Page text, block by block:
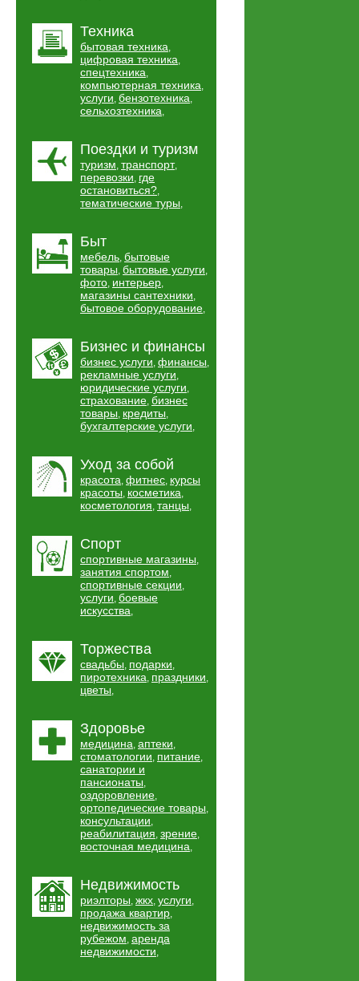
Техника
бытовая техника,
цифровая техника,
спецтехника,
компьютерная техника,
услуги, бензотехника,
сельхозтехника,
Поездки и туризм
туризм, транспорт,
перевозки, где
остановиться?,
тематические туры,
Быт
мебель, бытовые
товары, бытовые услуги,
фото, интерьер,
магазины сантехники,
бытовое оборудование,
Бизнес и финансы
бизнес услуги, финансы,
рекламные услуги,
юридические услуги,
страхование, бизнес
товары, кредиты,
бухгалтерские услуги,
Уход за собой
красота, фитнес, курсы
красоты, косметика,
косметология, танцы,
Спорт
спортивные магазины,
занятия спортом,
спортивные секции,
услуги, боевые
искусства,
Торжества
свадьбы, подарки,
пиротехника, праздники,
цветы,
Здоровье
медицина, аптеки,
стоматологии, питание,
санатории и
пансионаты,
оздоровление,
ортопедические товары,
консультации,
реабилитация, зрение,
восточная медицина,
Недвижимость
риэлторы, жкх, услуги,
продажа квартир,
недвижимость за
рубежом, аренда
недвижимости,